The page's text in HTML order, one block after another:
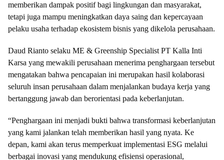
memberikan dampak positif bagi lingkungan dan masyarakat,
tetapi juga mampu meningkatkan daya saing dan kepercayaan
pelaku usaha terhadap ekosistem bisnis yang dikelola perusahaan.
Daud Rianto selaku ME & Greenship Specialist PT Kalla Inti
Karsa yang mewakili perusahaan menerima penghargaan tersebut
mengatakan bahwa pencapaian ini merupakan hasil kolaborasi
seluruh insan perusahaan dalam menjalankan budaya kerja yang
bertanggung jawab dan berorientasi pada keberlanjutan.
“Penghargaan ini menjadi bukti bahwa transformasi keberlanjutan
yang kami jalankan telah memberikan hasil yang nyata. Ke
depan, kami akan terus memperkuat implementasi ESG melalui
berbagai inovasi yang mendukung efisiensi operasional,